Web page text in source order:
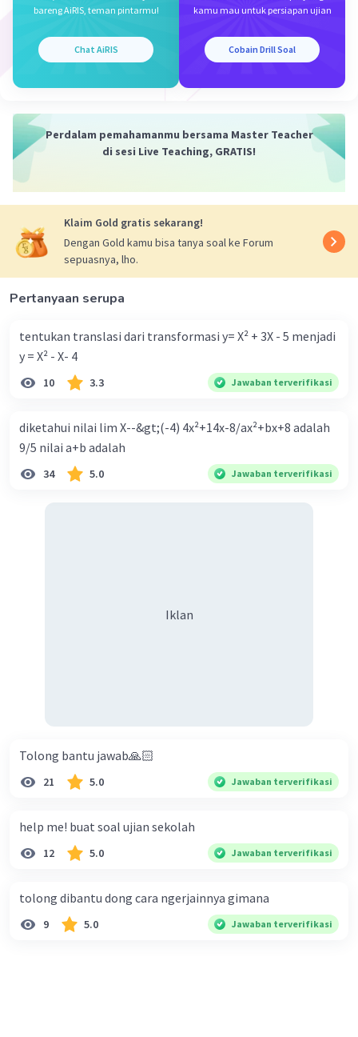
bareng AiRIS, teman pintarmu!
Chat AiRIS
kamu mau untuk persiapan ujian
Cobain Drill Soal
Perdalam pemahamanmu bersama Master Teacher
di sesi Live Teaching, GRATIS!
Klaim Gold gratis sekarang!
Dengan Gold kamu bisa tanya soal ke Forum
sepuasnya, lho.
Pertanyaan serupa
tentukan translasi dari transformasi y= X² + 3X - 5 menjadi
y = X² - X- 4
10 3.3 Jawaban terverifikasi
diketahui nilai lim X--&gt;(-4) 4x²+14x-8/ax²+bx+8 adalah
9/5 nilai a+b adalah
34 5.0 Jawaban terverifikasi
Iklan
Tolong bantu jawab🙏🏻
21 5.0 Jawaban terverifikasi
help me! buat soal ujian sekolah
12 5.0 Jawaban terverifikasi
tolong dibantu dong cara ngerjainnya gimana
9 5.0 Jawaban terverifikasi